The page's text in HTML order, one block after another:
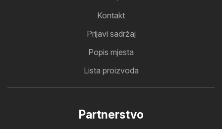
Kontakt
Prijavi sadržaj
Popis mjesta
Lista proizvoda
Partnerstvo